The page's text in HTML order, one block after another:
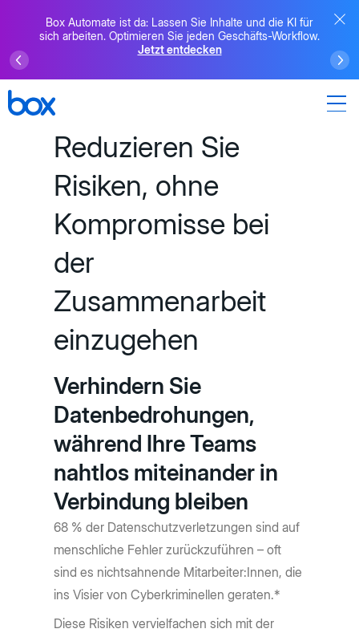
Box Automate ist da: Lassen Sie Inhalte und die KI für
sich arbeiten. Optimieren Sie jeden Geschäfts-Workflow.
Jetzt entdecken
Reduzieren Sie
Risiken, ohne
Kompromisse bei
der
Zusammenarbeit
einzugehen
Verhindern Sie
Datenbedrohungen,
während Ihre Teams
nahtlos miteinander in
Verbindung bleiben
68 % der Datenschutzverletzungen sind auf
menschliche Fehler zurückzuführen – oft
sind es nichtsahnende Mitarbeiter:Innen, die
ins Visier von Cyberkriminellen geraten.*
Diese Risiken vervielfachen sich mit der